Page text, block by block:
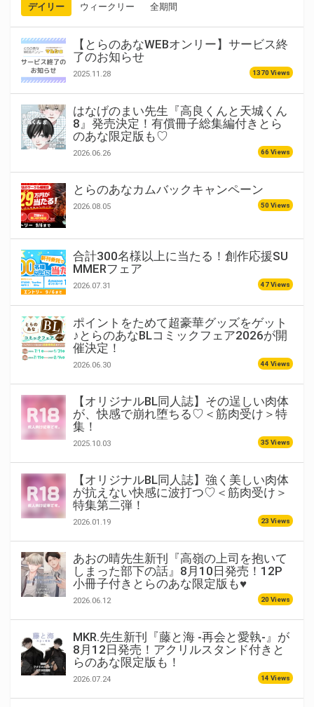
デイリー ウィークリー 全期間
【とらのあなWEBオンリー】サービス終
了のお知らせ
2025.11.28 1370 Views
はなげのまい先生『高良くんと天城くん
8』発売決定！有償冊子総集編付きとら
のあな限定版も♡
2026.06.26 66 Views
とらのあなカムバックキャンペーン
2026.08.05 50 Views
合計300名様以上に当たる！創作応援SU
MMERフェア
2026.07.31 47 Views
ポイントをためて超豪華グッズをゲット
♪とらのあなBLコミックフェア2026が開
催決定！
2026.06.30 44 Views
【オリジナルBL同人誌】その逞しい肉体
が、快感で崩れ堕ちる♡＜筋肉受け＞特
集！
2025.10.03 35 Views
【オリジナルBL同人誌】強く美しい肉体
が抗えない快感に波打つ♡＜筋肉受け＞
特集第二弾！
2026.01.19 23 Views
あおの晴先生新刊『高嶺の上司を抱いて
しまった部下の話』8月10日発売！12P
小冊子付きとらのあな限定版も♥
2026.06.12 20 Views
MKR.先生新刊『藤と海 -再会と愛執-』が
8月12日発売！アクリルスタンド付きと
らのあな限定版も！
2026.07.24 14 Views